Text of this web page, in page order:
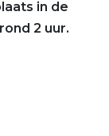
in de
2 uur.